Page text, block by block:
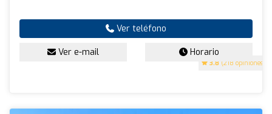
3.8 (218 opiniones)
Ver teléfono
Ver e-mail Horario